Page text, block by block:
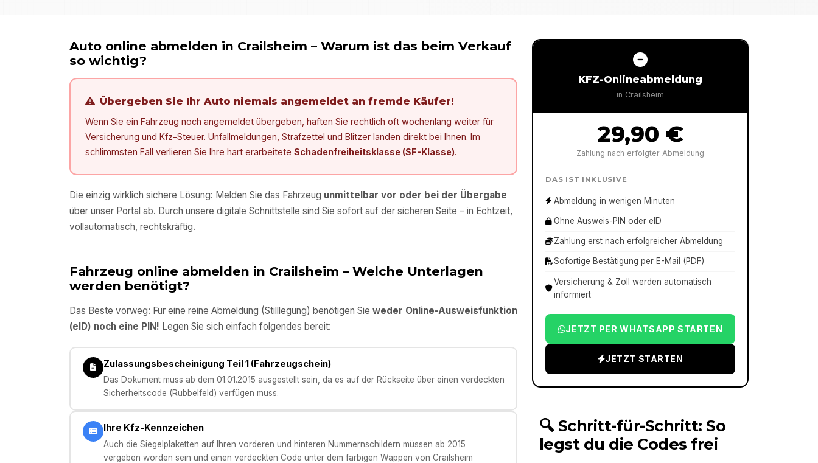
Auto online abmelden in Crailsheim – Warum ist das beim Verkauf
so wichtig?
Übergeben Sie Ihr Auto niemals angemeldet an fremde Käufer!
Wenn Sie ein Fahrzeug noch angemeldet übergeben, haften Sie rechtlich oft wochenlang weiter für
Versicherung und Kfz-Steuer. Unfallmeldungen, Strafzettel und Blitzer landen direkt bei Ihnen. Im
schlimmsten Fall verlieren Sie Ihre hart erarbeitete Schadenfreiheitsklasse (SF-Klasse).
Die einzig wirklich sichere Lösung: Melden Sie das Fahrzeug unmittelbar vor oder bei der Übergabe
über unser Portal ab. Durch unsere digitale Schnittstelle sind Sie sofort auf der sicheren Seite – in Echtzeit,
vollautomatisch, rechtskräftig.
Fahrzeug online abmelden in Crailsheim – Welche Unterlagen
werden benötigt?
Das Beste vorweg: Für eine reine Abmeldung (Stilllegung) benötigen Sie weder Online-Ausweisfunktion
(eID) noch eine PIN! Legen Sie sich einfach folgendes bereit:
Zulassungsbescheinigung Teil 1 (Fahrzeugschein)
Das Dokument muss ab dem 01.01.2015 ausgestellt sein, da es auf der Rückseite über einen verdeckten
Sicherheitscode (Rubbelfeld) verfügen muss.
Ihre Kfz-Kennzeichen
Auch die Siegelplaketten auf Ihren vorderen und hinteren Nummernschildern müssen ab 2015
vergeben worden sein und einen verdeckten Code unter dem farbigen Wappen von Crailsheim
KFZ-Onlineabmeldung
in Crailsheim
29,90 €
Zahlung nach erfolgter Abmeldung
DAS IST INKLUSIVE
Abmeldung in wenigen Minuten
Ohne Ausweis-PIN oder eID
Zahlung erst nach erfolgreicher Abmeldung
Sofortige Bestätigung per E-Mail (PDF)
Versicherung & Zoll werden automatisch
informiert
JETZT PER WHATSAPP STARTEN
JETZT STARTEN
🔍 Schritt-für-Schritt: So
legst du die Codes frei